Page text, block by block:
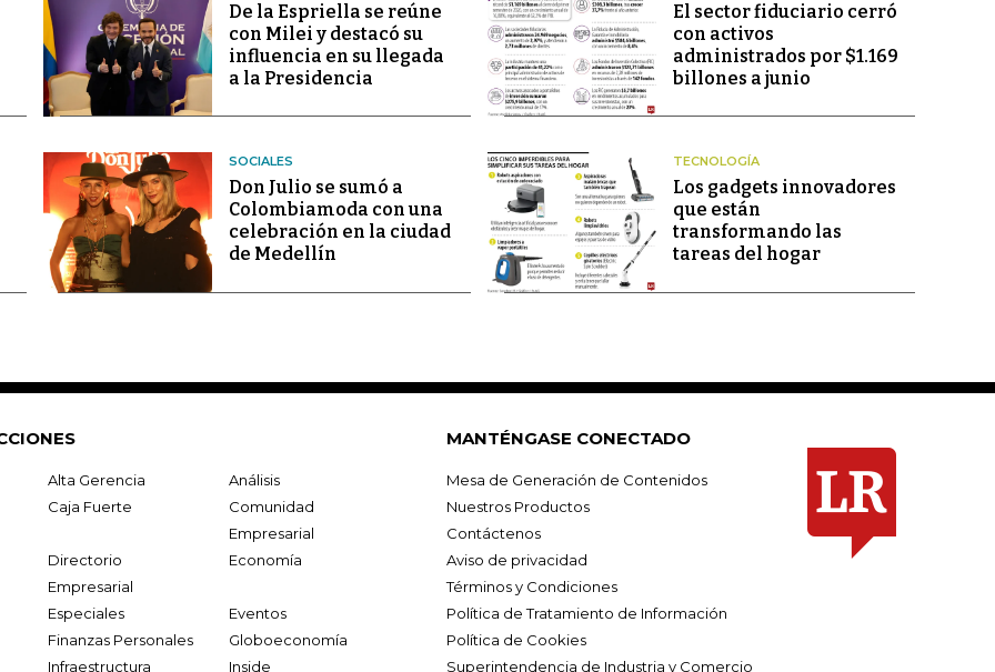
De la Espriella se reúne
con Milei y destacó su
influencia en su llegada
a la Presidencia
El sector fiduciario cerró
con activos
administrados por $1.169
billones a junio
SOCIALES
Don Julio se sumó a
Colombiamoda con una
celebración en la ciudad
de Medellín
TECNOLOGÍA
Los gadgets innovadores
que están
transformando las
tareas del hogar
Alta Gerencia
Análisis
Caja Fuerte
Comunidad
Empresarial
Directorio
Empresarial
Economía
Especiales
Eventos
Finanzas Personales
Globoeconomía
Infraestructura Inside
MANTÉNGASE CONECTADO
Mesa de Generación de Contenidos
Nuestros Productos
Contáctenos
Aviso de privacidad
Términos y Condiciones
Política de Tratamiento de Información
Política de Cookies
Superintendencia de Industria y Comercio